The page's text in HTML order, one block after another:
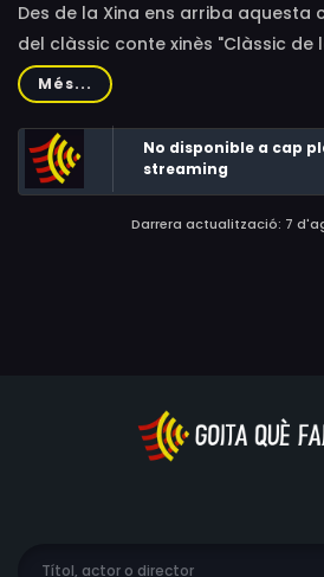
Des de la Xina ens arriba
del clàssic conte xinès "Clàssic de
mars".Sky és un nen que va néixer
una força inigualable i una
que l'envolta. Esperonat pel seu
ple d'aventures per conèixer els
món de la màgia.
Més...
No disponible a cap
streaming
Darrera actualització: 7